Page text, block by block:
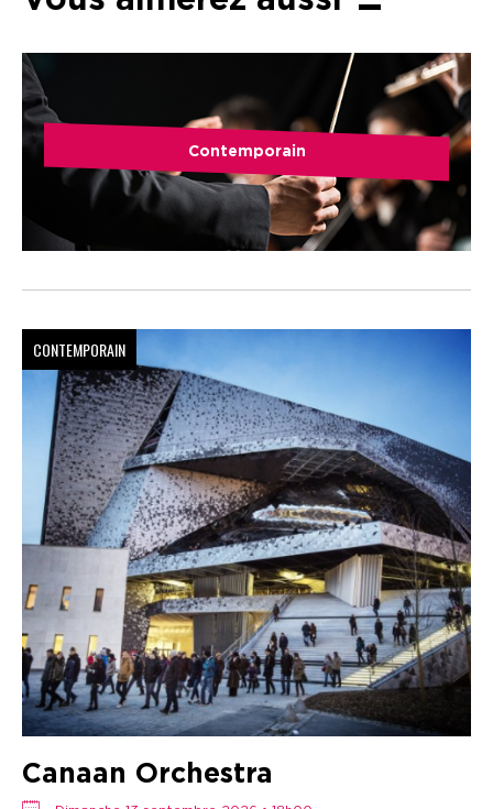
Contemporain
CONTEMPORAIN
Canaan Orchestra